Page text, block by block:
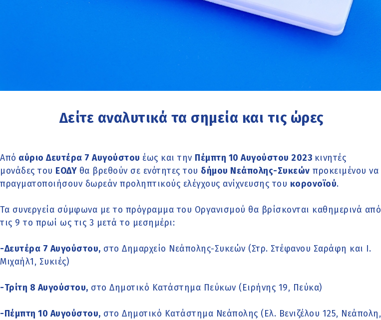
Δείτε αναλυτικά τα σημεία και τις ώρες
Από αύριο Δευτέρα 7 Αυγούστου έως και την Πέμπτη 10 Αυγούστου 2023 κινητές
μονάδες του ΕΟΔΥ θα βρεθούν σε ενότητες του δήμου Νεάπολης-Συκεών προκειμένου να
πραγματοποιήσουν δωρεάν προληπτικούς ελέγχους ανίχνευσης του κορονοϊού.
Τα συνεργεία σύμφωνα με το πρόγραμμα του Οργανισμού θα βρίσκονται καθημερινά από
τις 9 το πρωί ως τις 3 μετά το μεσημέρι:
-Δευτέρα 7 Αυγούστου, στο Δημαρχείο Νεάπολης-Συκεών (Στρ. Στέφανου Σαράφη και Ι.
Μιχαήλ1, Συκιές)
-Τρίτη 8 Αυγούστου, στο Δημοτικό Κατάστημα Πεύκων (Ειρήνης 19, Πεύκα)
-Πέμπτη 10 Αυγούστου, στο Δημοτικό Κατάστημα Νεάπολης (Ελ. Βενιζέλου 125, Νεάπολη,